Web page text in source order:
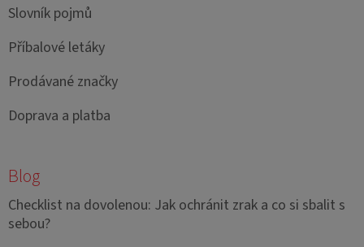
Slovník pojmů
Příbalové letáky
Prodávané značky
Doprava a platba
Blog
Checklist na dovolenou: Jak ochránit zrak a co si sbalit s
sebou?